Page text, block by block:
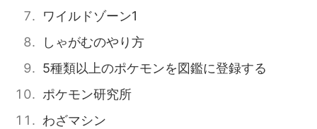
ワイルドゾーン1
しゃがむのやり方
5種類以上のポケモンを図鑑に登録する
ポケモン研究所
わざマシン